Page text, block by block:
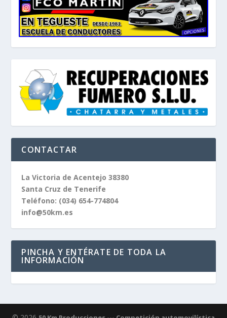
CONTACTAR
La Victoria de Acentejo 38380
Santa Cruz de Tenerife
Teléfono: (034) 654-774804
info@50km.es
PINCHA Y ENTÉRATE DE TODA LA
INFORMACIÓN